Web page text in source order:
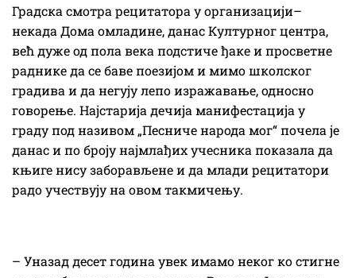
Градска смотра рецитатора у организацији–
некада Дома омладине, данас Културног центра,
већ дуже од пола века подстиче ђаке и просветне
раднике да се баве поезијом и мимо школског
градива и да негују лепо изражавање, односно
говорење. Најстарија дечија манифестација у
граду под називом „Песниче народа мог“ почела је
данас и по броју најмлађих учесника показала да
књиге нису заборављене и да млади рецитатори
радо учествују на овом такмичењу.
– Уназад десет година увек имамо неког ко стигне